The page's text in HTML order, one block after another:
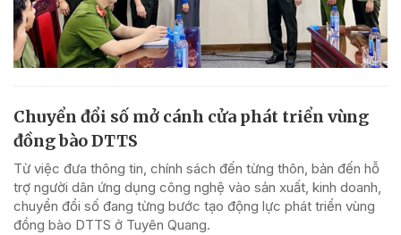
Chuyển đổi số mở cánh cửa phát triển vùng
đồng bào DTTS
Từ việc đưa thông tin, chính sách đến từng thôn, bản đến hỗ
trợ người dân ứng dụng công nghệ vào sản xuất, kinh doanh,
chuyển đổi số đang từng bước tạo động lực phát triển vùng
đồng bào DTTS ở Tuyên Quang.